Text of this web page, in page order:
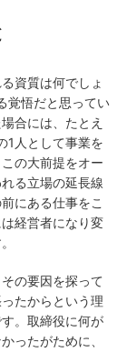
資質は何でしょ
覚悟だと思ってい
合には、たとえ
1人として事業を
の大前提をオー
る立場の延長線
にある仕事をこ
経営者になり変
の要因を探って
たからという理
。取締役に何が
ったがために、